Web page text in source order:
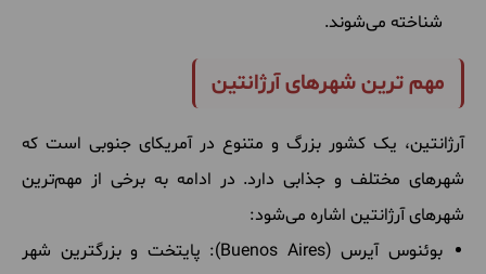
شناخته می‌شوند.
مهم ترین شهرهای آرژانتین
آرژانتین، یک کشور بزرگ و متنوع در آمریکای جنوبی است که
شهرهای مختلف و جذابی دارد. در ادامه به برخی از مهم‌ترین
شهرهای آرژانتین اشاره می‌شود:
بوئنوس آیرس (Buenos Aires): پایتخت و بزرگترین شهر